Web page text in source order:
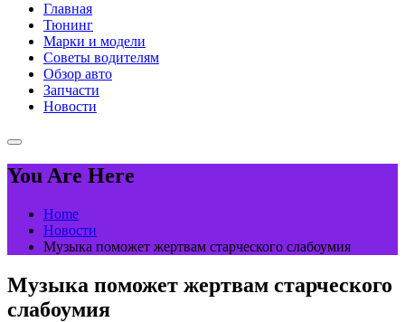
Главная
Тюнинг
Марки и модели
Советы водителям
Обзор авто
Запчасти
Новости
You Are Here
Home
Новости
Музыка поможет жертвам старческого слабоумия
Музыка поможет жертвам старческого
слабоумия